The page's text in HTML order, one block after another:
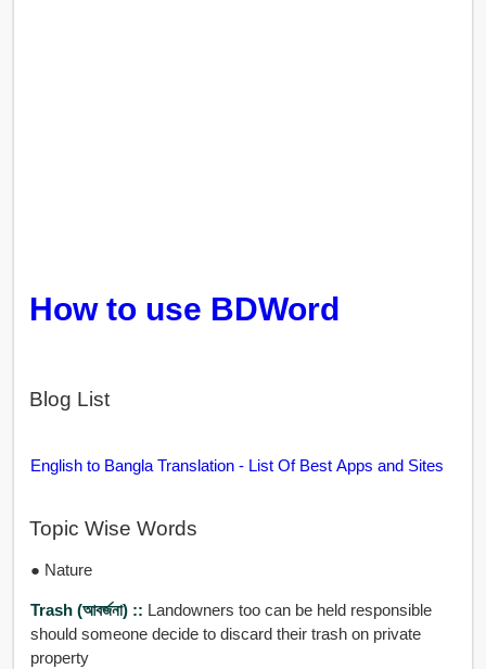
How to use BDWord
Blog List
English to Bangla Translation - List Of Best Apps and Sites
Topic Wise Words
● Nature
Trash (আবর্জনা) :: Landowners too can be held responsible
should someone decide to discard their trash on private
property